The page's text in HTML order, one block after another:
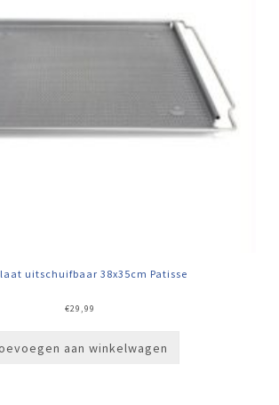
uitschuifbaar 38x35cm Patisse
€29,99
aan winkelwagen